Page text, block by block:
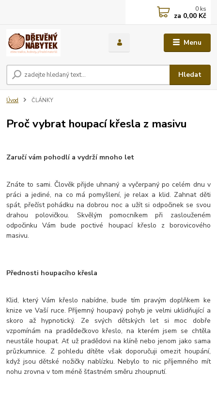
Menu
Hledat
0 ks
za 0,00 Kč
Úvod ČLÁNKY
Proč vybrat houpací křesla z masivu
Zaručí vám pohodlí a vydrží mnoho let
Znáte to sami. Člověk přijde uhnaný a vyčerpaný po celém dnu v
práci a jediné, na co má pomyšlení, je relax a klid. Zahnat děti
spát, přečíst pohádku na dobrou noc a užít si odpočinek se svou
drahou polovičkou. Skvělým pomocníkem při zaslouženém
odpočinku Vám bude poctivé houpací křeslo z borovicového
masivu.
Přednosti houpacího křesla
Klid, který Vám křeslo nabídne, bude tím pravým doplňkem ke
knize ve Vaší ruce. Příjemný houpavý pohyb je velmi uklidňující a
skoro až hypnotický. Ze svých dětských let si moc dobře
vzpomínám na pradědečkovo křeslo, na kterém jsem se chtěla
neustále houpat. Ať už pradědovi na klíně nebo jenom jako sama
průzkumnice. Z pohledu dítěte však doporučuji omezit houpání,
když jsou dětské nožičky nablízku. Nebylo to nic příjemného mít
nohu zrovna v tom méně šťastném směru zhoupnutí.